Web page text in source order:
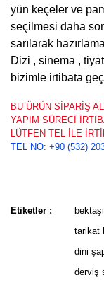
yün keçeler ve
seçilmesi daha
sarılarak
Dizi , sinema ,
bizimle irtibata
BU ÜRÜN SİPARİŞ
YAPIM SÜRECİ
LÜTFEN TEL İLE
TEL NO: +90 (532)
tarafımıza
Ürün resmi
Ürün
Etiketler :
tarikat
dini
derviş